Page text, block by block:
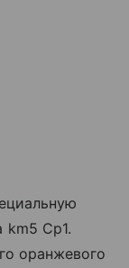
Cp1.
оранжевого